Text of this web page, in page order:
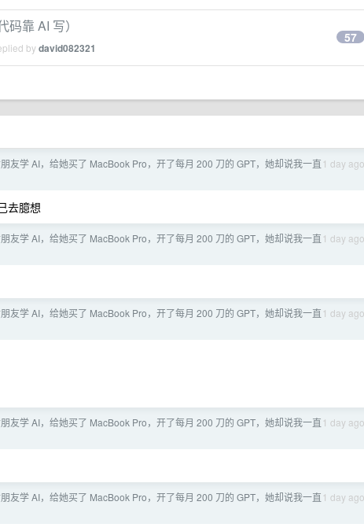
靠 AI 写）
bydavid082321
57
1 day ago
友学 AI，给她买了 MacBook Pro，开了每月 200 刀的 GPT，她却说我一直
去臆想
1 day ago
友学 AI，给她买了 MacBook Pro，开了每月 200 刀的 GPT，她却说我一直
1 day ago
友学 AI，给她买了 MacBook Pro，开了每月 200 刀的 GPT，她却说我一直
1 day ago
友学 AI，给她买了 MacBook Pro，开了每月 200 刀的 GPT，她却说我一直
1 day ago
友学 AI，给她买了 MacBook Pro，开了每月 200 刀的 GPT，她却说我一直